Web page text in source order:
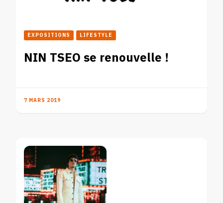
EXPOSITIONS LIFESTYLE
NIN TSEO se renouvelle !
7 MARS 2019